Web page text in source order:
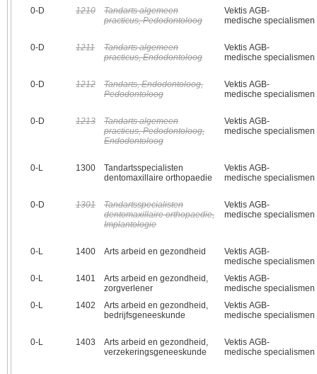
0‑D
1210
Tandarts algemeen
practicus, Pedodontoloog
Vektis AGB-
medische specialismen
0‑D 1211
Tandarts algemeen
practicus, Endodontoloog
Vektis AGB-
medische specialismen
0‑D 1212
Tandarts, Endodontoloog,
Pedodontoloog
Vektis AGB-
medische specialismen
0‑D 1213
Tandarts algemeen
practicus, Pedodontoloog,
Endodontoloog
Vektis AGB-
medische specialismen
0‑L 1300
Tandartsspecialisten
dentomaxillaire orthopaedie
Vektis AGB-
medische specialismen
0‑D 1301
Tandartsspecialisten
dentomaxillaire orthopaedie,
Implantologie
Vektis AGB-
medische specialismen
0‑L 1400 Arts arbeid en gezondheid
Vektis AGB-
medische specialismen
0‑L
1401
Arts arbeid en gezondheid,
zorgverlener
Vektis AGB-
medische specialismen
0‑L
1402
Arts arbeid en gezondheid,
bedrijfsgeneeskunde
Vektis AGB-
medische specialismen
0‑L 1403
Arts arbeid en gezondheid,
verzekeringsgeneeskunde
Vektis AGB-
medische specialismen